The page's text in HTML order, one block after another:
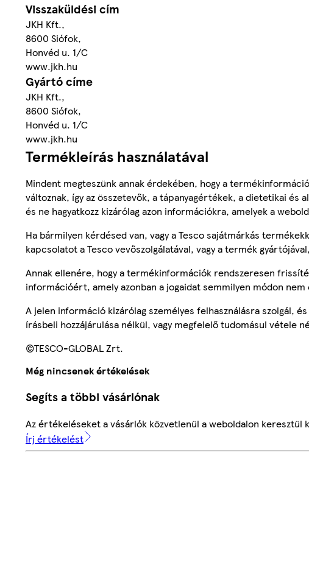
Visszaküldési cím
JKH Kft.,
8600 Siófok,
Honvéd u. 1/C
www.jkh.hu
Gyártó címe
JKH Kft.,
8600 Siófok,
Honvéd u. 1/C
www.jkh.hu
Termékleírás használatával
Mindent megteszünk annak érdekében, hogy a
változnak, így az összetevők, a tápanyagértékek, a dietetikai
és ne hagyatkozz kizárólag azon információkra, amelyek a
Ha bármilyen kérdésed van, vagy a Tesco sajátmárkás
kapcsolatot a Tesco vevőszolgálatával, vagy a termék
Annak ellenére, hogy a termékinformációk rendszeresen
információért, amely azonban a jogaidat semmilyen módon
A jelen információ kizárólag személyes felhasználásra szolgál,
írásbeli hozzájárulása nélkül, vagy megfelelő tudomásul vétele
©TESCO-GLOBAL Zrt.
Még nincsenek értékelések
Segíts a többi vásárlónak
Az értékeléseket a vásárlók közvetlenül a weboldalon
Írj értékelést